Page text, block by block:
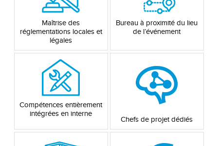
Maîtrise des
réglementations locales et
légales
Bureau à proximité du lieu
de l’événement
Compétences entièrement
intégrées en interne
Chefs de projet dédiés